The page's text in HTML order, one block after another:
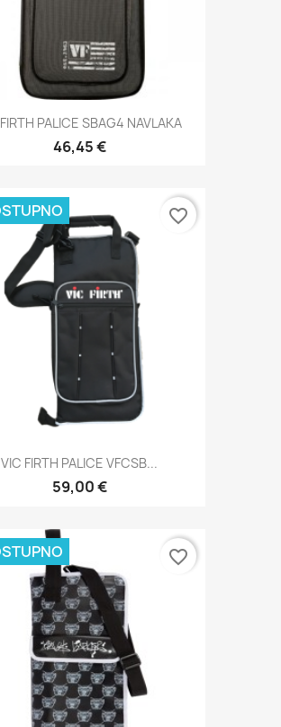
PALICE SBAG4 NAVLAKA
46,45 €
VIC FIRTH PALICE VFCSB...
59,00 €
favorite_border
favorite_border